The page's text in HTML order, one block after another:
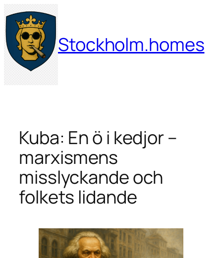
Hoppa
till
innehåll
Stockholm.homes
Kuba: En ö i kedjor –
marxismens
misslyckande och
folkets lidande